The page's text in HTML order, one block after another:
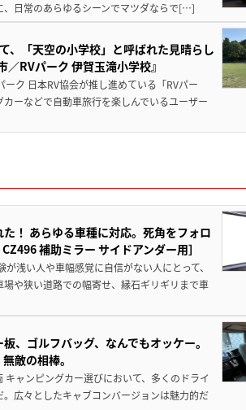
、日常のあらゆるシーンでマツダならで[…]
、「天空の小学校」と呼ばれた見晴らし
RVパーク 伊賀玉滝小学校』
ク 日本RV協会が推し進めている「RVパー
ーなどで自動車旅行を楽しんでいるユーザー
！ あらゆる車種に対応。死角をフォロ
補助ミラー サイドアンダー用］
浅い人や車幅感覚に自信がない人にとって、
や狭い道路での幅寄せ、縁石ギリギリまで車
、ゴルフバッグ、なんでもオッケー。
敵の相棒。
ャンピングカー選びにおいて、多くのドライ
広々としたキャブコンバージョンは魅力的だ